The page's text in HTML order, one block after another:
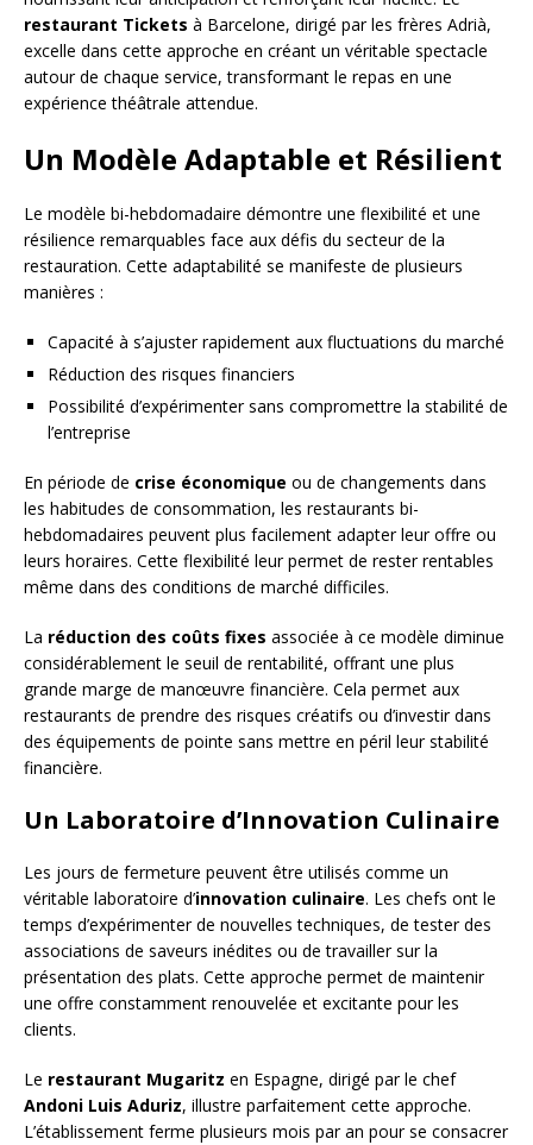
restaurant Tickets à Barcelone, dirigé par les frères Adrià,
excelle dans cette approche en créant un véritable spectacle
autour de chaque service, transformant le repas en une
expérience théâtrale attendue.
Un Modèle Adaptable et Résilient
Le modèle bi-hebdomadaire démontre une flexibilité et une
résilience remarquables face aux défis du secteur de la
restauration. Cette adaptabilité se manifeste de plusieurs
manières :
Capacité à s’ajuster rapidement aux fluctuations du marché
Réduction des risques financiers
Possibilité d’expérimenter sans compromettre la stabilité de
l’entreprise
En période de crise économique ou de changements dans
les habitudes de consommation, les restaurants bi-
hebdomadaires peuvent plus facilement adapter leur offre ou
leurs horaires. Cette flexibilité leur permet de rester rentables
même dans des conditions de marché difficiles.
La réduction des coûts fixes associée à ce modèle diminue
considérablement le seuil de rentabilité, offrant une plus
grande marge de manœuvre financière. Cela permet aux
restaurants de prendre des risques créatifs ou d’investir dans
des équipements de pointe sans mettre en péril leur stabilité
financière.
Un Laboratoire d’Innovation Culinaire
Les jours de fermeture peuvent être utilisés comme un
véritable laboratoire d’innovation culinaire. Les chefs ont le
temps d’expérimenter de nouvelles techniques, de tester des
associations de saveurs inédites ou de travailler sur la
présentation des plats. Cette approche permet de maintenir
une offre constamment renouvelée et excitante pour les
clients.
Le restaurant Mugaritz en Espagne, dirigé par le chef
Andoni Luis Aduriz, illustre parfaitement cette approche.
L’établissement ferme plusieurs mois par an pour se consacrer